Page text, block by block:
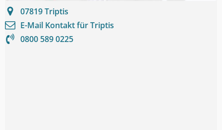
07819Triptis
E-Mail Kontakt fürTriptis
0800 589 0225